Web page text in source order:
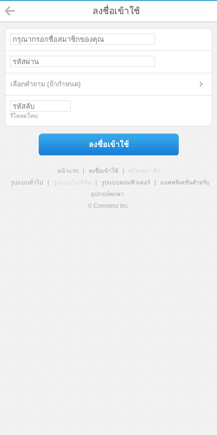
ลงชื่อเข้าใช้
เลือกคำถาม (ถ้ากำหนด)
รีโหลดใหม่
ลงชื่อเข้าใช้
หน้าแรก ลงชื่อเข้าใช้
สมัครสมาชิก
รูปแบบทั่วไป
รูปแบบโมเดิร์น รูปแบบคอมพิวเตอร์
แอพพลิเคชั่นสำหรับ
อุปกรณ์พกพา
© Comsenz Inc.